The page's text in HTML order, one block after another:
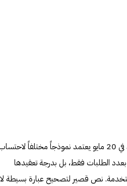
التحديث الذي دخل حيّز التنفيذ في 20 مايو يعتمد نموذجاً مختلفاً
بعدد الطلبات فقط، بل بدرجة تعقيدها
نص قصير لتصحيح عبارة بسيطة لا